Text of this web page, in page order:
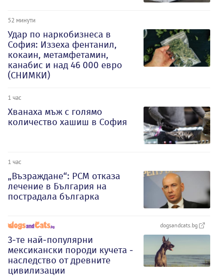
52 минути
Удар по наркобизнеса в
София: Иззеха фентанил,
кокаин, метамфетамин,
канабис и над 46 000 евро
(СНИМКИ)
1 час
Хванаха мъж с голямо
количество хашиш в София
1 час
„Възраждане“: РСМ отказа
лечение в България на
пострадала българка
dogsandcats.bg
3-те най-популярни
мексикански породи кучета -
наследство от древните
цивилизации